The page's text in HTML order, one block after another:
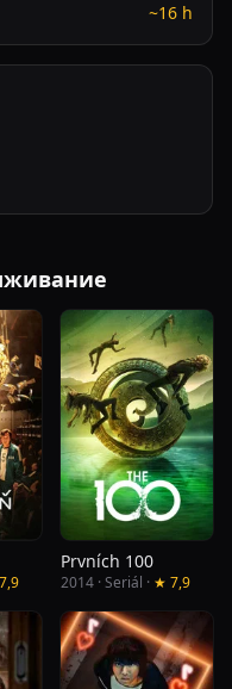
~16 h
Prvních 100
2014 · Seriál · ★ 7,9